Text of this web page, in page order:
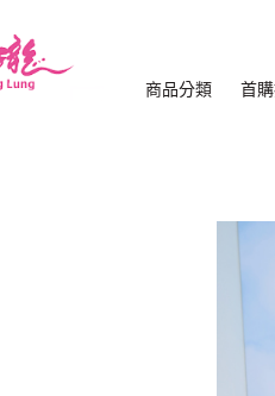
商品分類 首